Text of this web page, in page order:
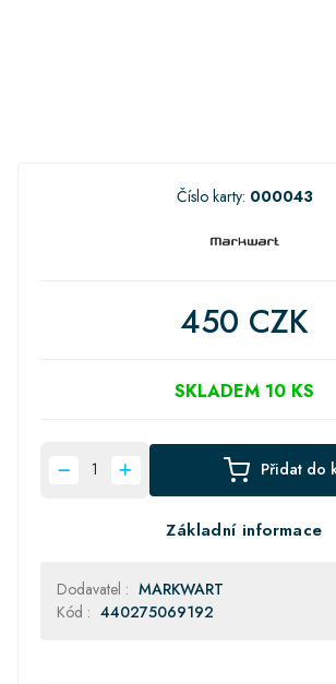
Číslo karty: 000043
450 CZK
SKLADEM 10 KS
Přidat do
Základní informace
Dodavatel : MARKWART
Kód : 440275069192